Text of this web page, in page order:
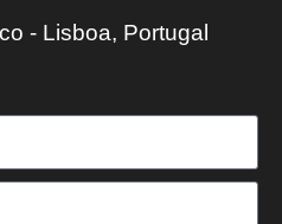
- Lisboa, Portugal